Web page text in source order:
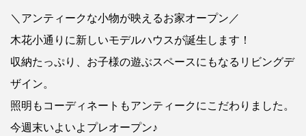
＼アンティークな小物が映えるお家オープン／
木花小通りに新しいモデルハウスが誕生します！
収納たっぷり、お子様の遊ぶスペースにもなるリビングデ
ザイン。
照明もコーディネートもアンティークにこだわりました。
今週末いよいよプレオープン♪